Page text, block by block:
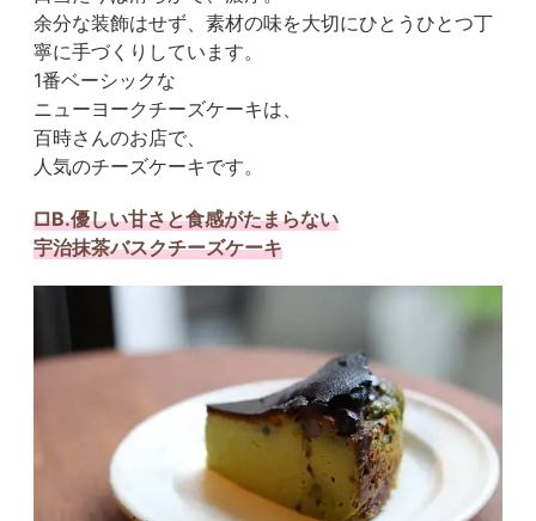
余分な装飾はせず、素材の味を大切にひとうひとつ丁
寧に手づくりしています。
1番ベーシックな
ニューヨークチーズケーキは、
百時さんのお店で、
人気のチーズケーキです。
□B.優しい甘さと食感がたまらない
宇治抹茶バスクチーズケーキ